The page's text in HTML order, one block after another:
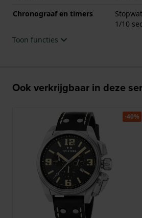
Chronograaf en timers
1/10
Toon functies
Ook verkrijgbaar in deze
-40%